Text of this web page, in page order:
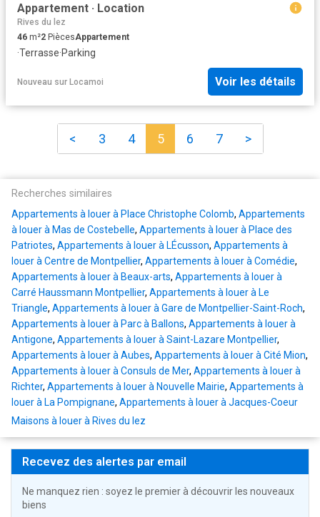
Appartement · Location
Rives du lez
46 m²2 PiècesAppartement
·Terrasse·Parking
Nouveau sur Locamoi Voir les détails
< 3 4 5 6 7 >
Recherches similaires
Appartements à louer à Place Christophe Colomb, Appartements
à louer à Mas de Costebelle, Appartements à louer à Place des
Patriotes, Appartements à louer à LÉcusson, Appartements à
louer à Centre de Montpellier, Appartements à louer à Comédie,
Appartements à louer à Beaux-arts, Appartements à louer à
Carré Haussmann Montpellier, Appartements à louer à Le
Triangle, Appartements à louer à Gare de Montpellier-Saint-Roch,
Appartements à louer à Parc à Ballons, Appartements à louer à
Antigone, Appartements à louer à Saint-Lazare Montpellier,
Appartements à louer à Aubes, Appartements à louer à Cité Mion,
Appartements à louer à Consuls de Mer, Appartements à louer à
Richter, Appartements à louer à Nouvelle Mairie, Appartements à
louer à La Pompignane, Appartements à louer à Jacques-Coeur
Maisons à louer à Rives du lez
Recevez des alertes par email
Ne manquez rien : soyez le premier à découvrir les nouveaux
biens